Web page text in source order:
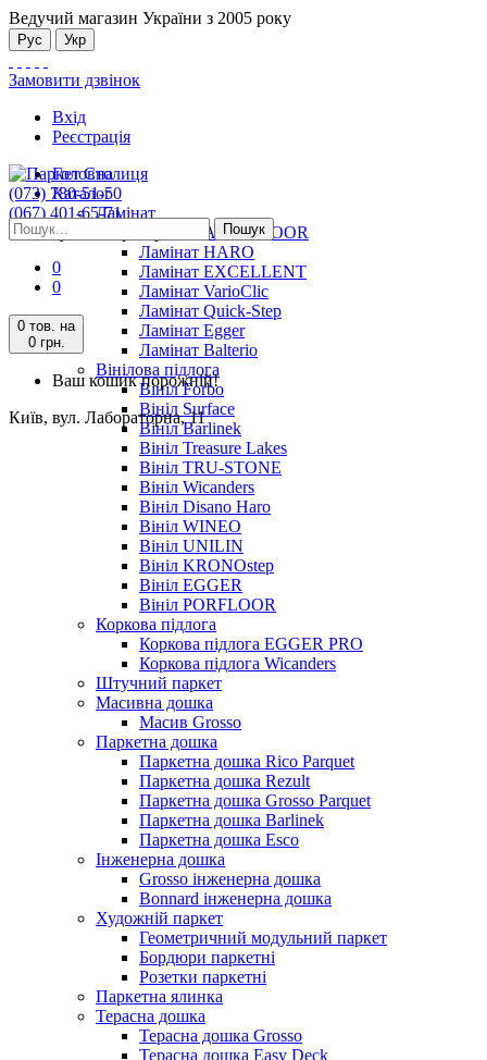
Ведучий магазин України з 2005 року
Рус Укр
Замовити дзвінок
Вхід
Реєстрація
(073) 780-51-50
(067) 401-65-71
Київ, вул. Лабораторна, 11
Пошук
0
0
0 тов. на
0 грн.
Ваш кошик порожній!
Київ, вул. Лабораторна, 11
Головна
Каталог
Ламінат
Ламінат ALSAFLOOR
Ламінат HARO
Ламінат EXCELLENT
Ламінат VarioClic
Ламінат Quick-Step
Ламінат Egger
Ламінат Balterio
Вінілова підлога
Вініл Forbo
Вініл Surface
Вініл Barlinek
Вініл Treasure Lakes
Вініл TRU-STONE
Вініл Wicanders
Вініл Disano Haro
Вініл WINEO
Вініл UNILIN
Вініл KRONOstep
Вініл EGGER
Вініл PORFLOOR
Коркова підлога
Коркова підлога EGGER PRO
Коркова підлога Wicanders
Штучний паркет
Масивна дошка
Масив Grosso
Паркетна дошка
Паркетна дошка Rico Parquet
Паркетна дошка Rezult
Паркетна дошка Grosso Parquet
Паркетна дошка Barlinek
Паркетна дошка Esco
Інженерна дошка
Grosso інженерна дошка
Bonnard інженерна дошка
Художній паркет
Геометричний модульний паркет
Бордюри паркетні
Розетки паркетні
Паркетна ялинка
Терасна дошка
Терасна дошка Grosso
Терасна дошка Easy Deck